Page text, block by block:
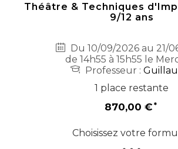
Théâtre & Techniques
9/12 ans
Du 10/09/2026 au 21/
de 14h55 à 15h55 le
Professeur :
1 place restante
870,00 €
Choisissez votre